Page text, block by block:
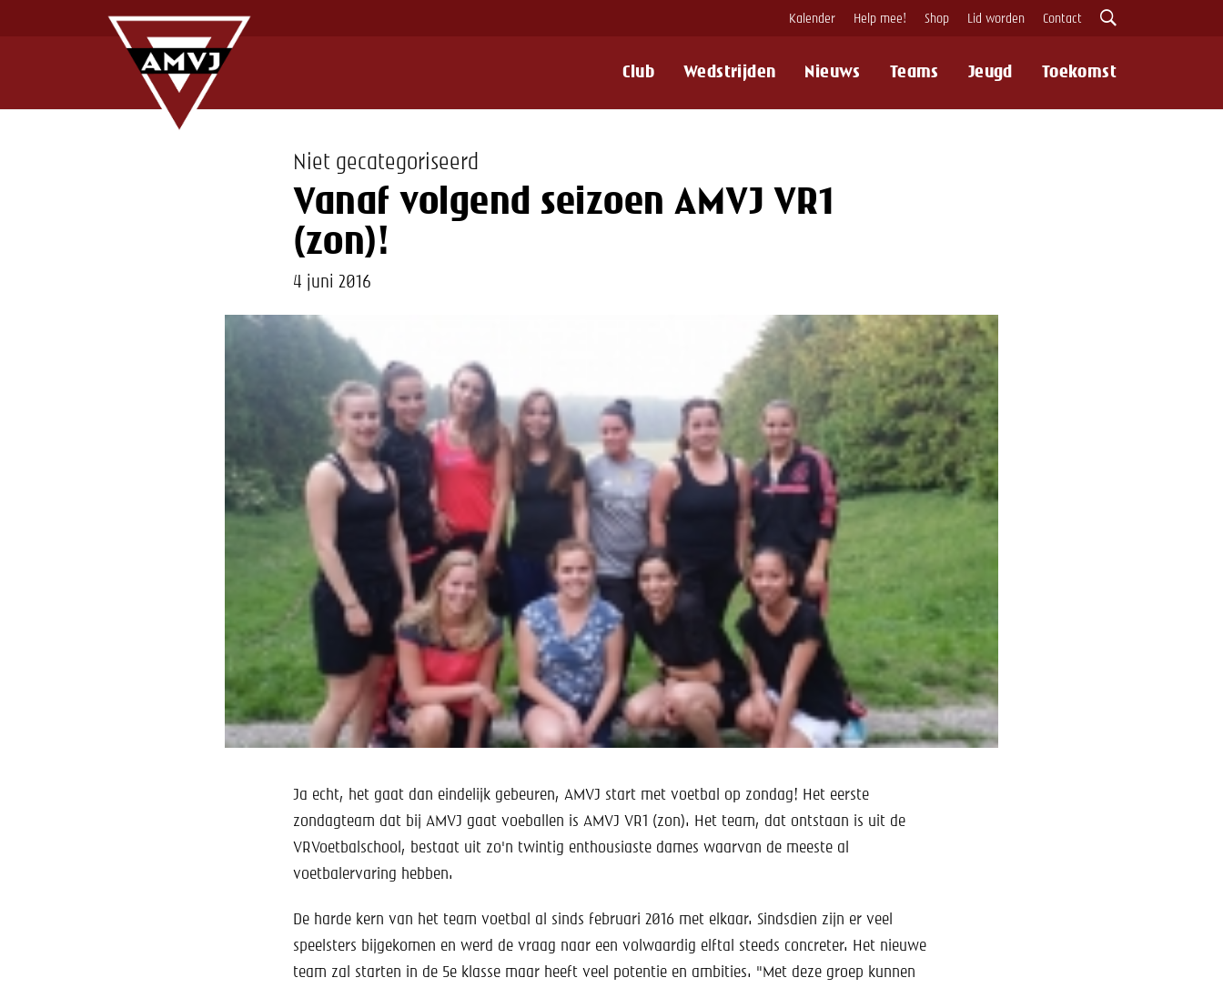
Kalender Help mee! Shop Lid worden Contact
Club Wedstrijden Nieuws Teams Jeugd Toekomst
Niet gecategoriseerd
Vanaf volgend seizoen AMVJ VR1
(zon)!
4 juni 2016
Ja echt, het gaat dan eindelijk gebeuren, AMVJ start met voetbal op zondag! Het eerste
zondagteam dat bij AMVJ gaat voeballen is AMVJ VR1 (zon). Het team, dat ontstaan is uit de
VRVoetbalschool, bestaat uit zo'n twintig enthousiaste dames waarvan de meeste al
voetbalervaring hebben.
De harde kern van het team voetbal al sinds februari 2016 met elkaar. Sindsdien zijn er veel
speelsters bijgekomen en werd de vraag naar een volwaardig elftal steeds concreter. Het nieuwe
team zal starten in de 5e klasse maar heeft veel potentie en ambities. "Met deze groep kunnen